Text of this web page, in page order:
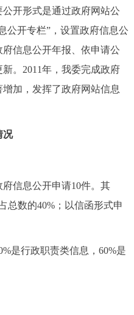
开形式是通过政府网站公
公开专栏”，设置政府信息公
信息公开年报、依申请公
。2011年，我委完成政府
加，发挥了政府网站信息
况
信息公开申请10件。其
总数的40%；以信函形式申
行政职责类信息，60%是